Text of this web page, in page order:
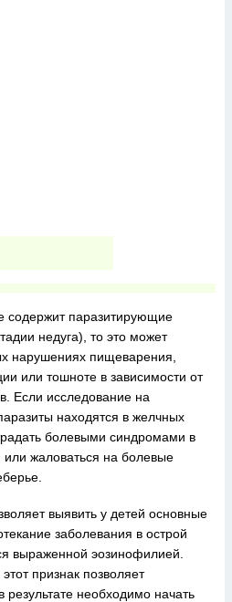
содержит паразитирующие
недуга), то это может
нарушениях пищеварения,
или тошноте в зависимости от
Если исследование на
находятся в желчных
болевыми синдромами в
или жаловаться на болевые
выявить у детей основные
заболевания в острой
выраженной эозинофилией.
признак позволяет
результате необходимо начать